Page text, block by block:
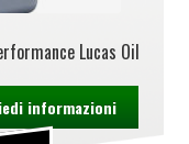
Lucas Oil
informazioni